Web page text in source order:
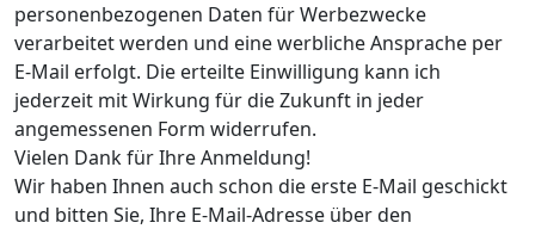
personenbezogenen Daten für Werbezwecke
verarbeitet werden und eine werbliche Ansprache per
E-Mail erfolgt. Die erteilte Einwilligung kann ich
jederzeit mit Wirkung für die Zukunft in jeder
angemessenen Form widerrufen.
Vielen Dank für Ihre Anmeldung!
Wir haben Ihnen auch schon die erste E-Mail geschickt
und bitten Sie, Ihre E-Mail-Adresse über den